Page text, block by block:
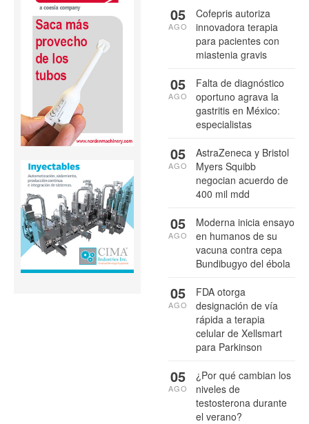
Cofepris autoriza
innovadora terapia
para pacientes con
miastenia gravis
05
AGO
Falta de diagnóstico
oportuno agrava la
gastritis en México:
especialistas
05
AGO
AstraZeneca y Bristol
Myers Squibb
negocian acuerdo de
400 mil mdd
05
AGO
Moderna inicia ensayo
en humanos de su
vacuna contra cepa
Bundibugyo del ébola
05
AGO
FDA otorga
designación de vía
rápida a terapia
celular de Xellsmart
para Parkinson
05
AGO
¿Por qué cambian los
niveles de
testosterona durante
el verano?
05
AGO